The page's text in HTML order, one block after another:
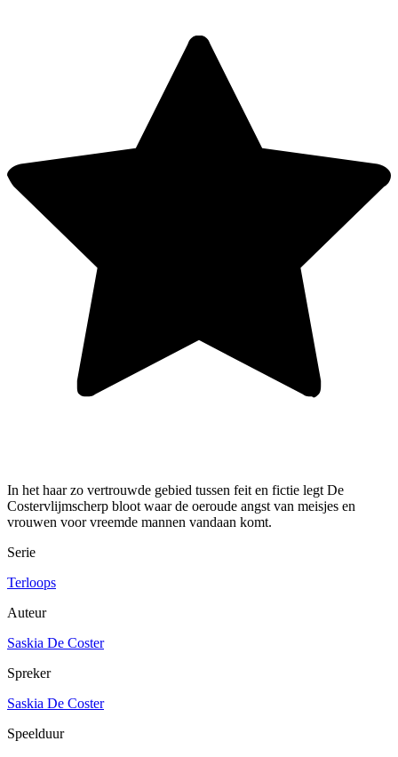
In het haar zo vertrouwde gebied tussen feit en fictie legt De
Costervlijmscherp bloot waar de oeroude angst van meisjes en
vrouwen voor vreemde mannen vandaan komt.
Serie
Terloops
Auteur
Saskia De Coster
Spreker
Saskia De Coster
Speelduur